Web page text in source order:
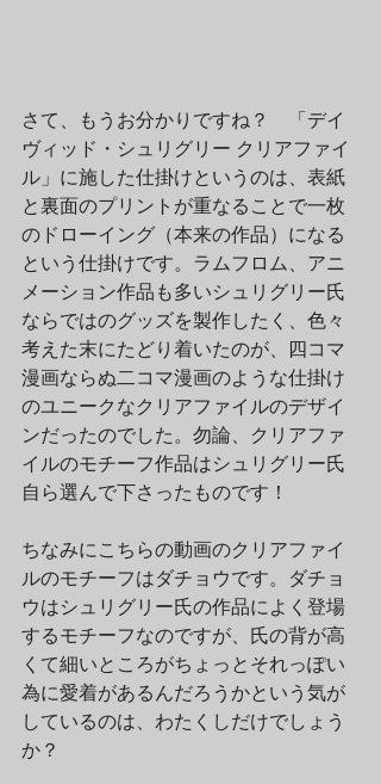
さて、もうお分かりですね？　「デイ
ヴィッド・シュリグリー クリアファイ
ル」に施した仕掛けというのは、表紙
と裏面のプリントが重なることで一枚
のドローイング（本来の作品）になる
という仕掛けです。ラムフロム、アニ
メーション作品も多いシュリグリー氏
ならではのグッズを製作したく、色々
考えた末にたどり着いたのが、四コマ
漫画ならぬ二コマ漫画のような仕掛け
のユニークなクリアファイルのデザイ
ンだったのでした。勿論、クリアファ
イルのモチーフ作品はシュリグリー氏
自ら選んで下さったものです！
ちなみにこちらの動画のクリアファイ
ルのモチーフはダチョウです。ダチョ
ウはシュリグリー氏の作品によく登場
するモチーフなのですが、氏の背が高
くて細いところがちょっとそれっぽい
為に愛着があるんだろうかという気が
しているのは、わたくしだけでしょう
か？